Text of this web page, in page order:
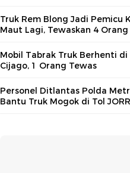
Truk Rem Blong Jadi Pemicu
Maut Lagi, Tewaskan 4 Orang
Mobil Tabrak Truk Berhenti di
Cijago, 1 Orang Tewas
Personel Ditlantas Polda
Bantu Truk Mogok di Tol JORR